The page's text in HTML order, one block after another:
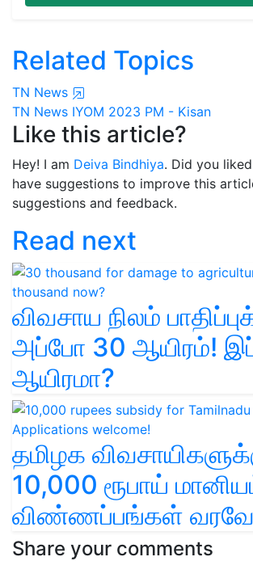
Related Topics
TN News
TN News IYOM 2023 PM - Kisan
Like this article?
Hey! I am Deiva Bindhiya. Did you
have suggestions to improve this
suggestions and feedback.
Read next
விவசாய நிலம்
அப்போ 30 ஆயிரம்!
ஆயிரமா?
தமிழக
10,000 ரூபாய்
விண்ணப்பங்கள்
Share your comments